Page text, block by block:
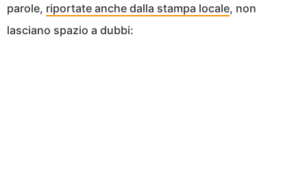
parole, riportate anche dalla stampa locale, non
lasciano spazio a dubbi: